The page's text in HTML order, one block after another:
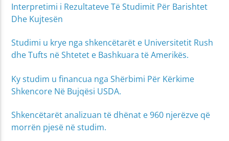
Interpretimi i Rezultateve Të Studimit Për Barishtet
Dhe Kujtesën
Studimi u krye nga shkencëtarët e Universitetit Rush
dhe Tufts në Shtetet e Bashkuara të Amerikës.
Ky studim u financua nga Shërbimi Për Kërkime
Shkencore Në Bujqësi USDA.
Shkencëtarët analizuan të dhënat e 960 njerëzve që
morrën pjesë në studim.